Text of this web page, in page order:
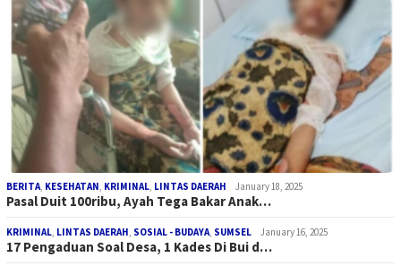
BERITA KESEHATAN KRIMINAL LINTAS DAERAH January 18, 2025
Pasal Duit 100ribu, Ayah Tega Bakar Anak…
KRIMINAL LINTAS DAERAH SOSIAL - BUDAYA SUMSEL January 16, 2025
17 Pengaduan Soal Desa, 1 Kades Di Bui d…